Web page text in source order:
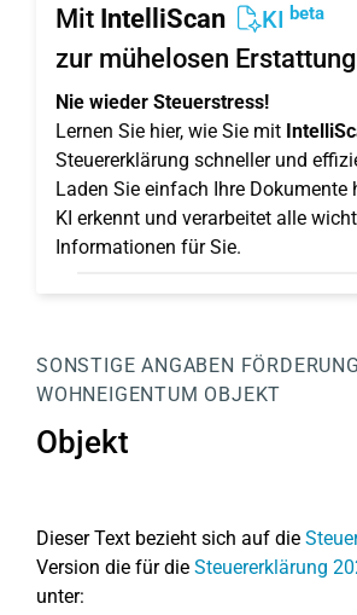
Mit IntelliScan KI beta
zur mühelosen
Nie wieder Steuerstress!
Lernen Sie hier, wie Sie mit
Steuererklärung schneller und
Laden Sie einfach Ihre Dokumente
KI erkennt und verarbeitet alle
Informationen für Sie.
SONSTIGE ANGABEN
WOHNEIGENTUM OBJEKT
Objekt
Dieser Text bezieht sich auf die
Version die für die Steuererklärung
unter: